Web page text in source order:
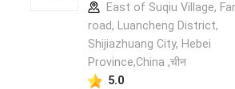
East of Suqiu Village,
road, Luancheng District,
Shijiazhuang City, Hebei
Province,China ,चीन
5.0